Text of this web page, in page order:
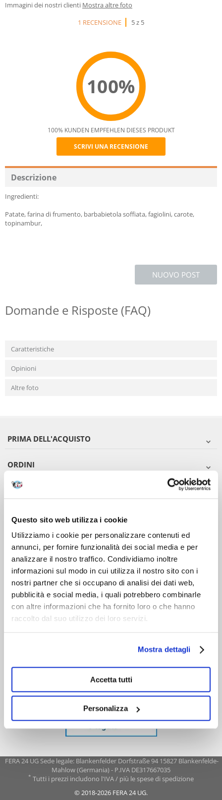
Questo sito web utilizza i cookie
Utilizziamo i cookie per personalizzare contenuti ed
annunci, per fornire funzionalità dei social media e per
analizzare il nostro traffico. Condividiamo inoltre
informazioni sul modo in cui utilizza il nostro sito con i
nostri partner che si occupano di analisi dei dati web,
pubblicità e social media, i quali potrebbero combinarle
con altre informazioni che ha fornito loro o che hanno
raccolto dal suo utilizzo dei loro servizi.
Mostra dettagli
Accetta tutti
Personalizza
Immagini dei nostri clienti Mostra altre foto
1 RECENSIONE
5 z 5
100%
Recommend
100% KUNDEN EMPFEHLEN DIESES PRODUKT
SCRIVI UNA RECENSIONE
Descrizione
Ingredienti:
Patate, farina di frumento, barbabietola soffiata, fagiolini, carote,
topinambur,
NUOVO POST
Domande e Risposte (FAQ)
Caratteristiche
Opinioni
Altre foto
PRIMA DELL'ACQUISTO
ORDINI
DOPO L'ACQUISTO
VIENI A CONOSCERCI
FERA 24 UG Sede legale: Blankenfelder Dorfstraße 94 15827 Blankenfelde-
Mahlow (Germania) - P.IVA DE317667035
* Tutti i prezzi includono l'IVA / più le spese di spedizione
© 2018-2026 FERA 24 UG.